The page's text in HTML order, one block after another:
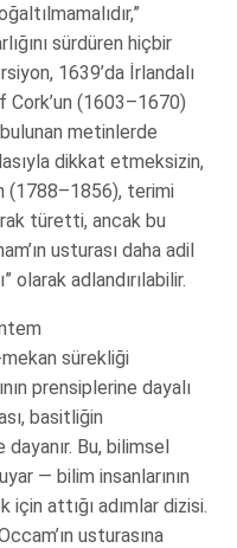
sürdüren hiçbir
1639’da İrlandalı
(1603–1670)
metinlerde
dikkat etmeksizin,
(1788–1856), terimi
türetti, ancak bu
usturası daha adil
olarak adlandırılabilir.
mekan sürekliği
prensiplerine dayalı
basitliğin
Bu, bilimsel
— bilim insanlarının
attığı adımlar dizisi.
usturasına